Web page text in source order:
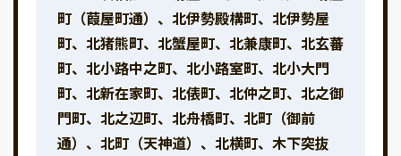
町（葭屋町通）、北伊勢殿構町、北伊勢屋
町、北猪熊町、北蟹屋町、北兼康町、北玄蕃
町、北小路中之町、北小路室町、北小大門
町、北新在家町、北俵町、北仲之町、北之御
門町、北之辺町、北舟橋町、北町（御前
通）、北町（天神道）、北横町、木下突抜